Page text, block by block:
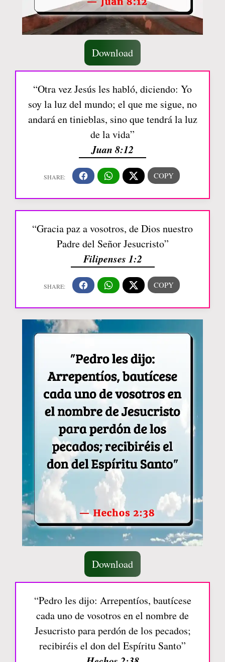
Download
“Otra vez Jesús les habló, diciendo: Yo
soy la luz del mundo; el que me sigue, no
andará en tinieblas, sino que tendrá la luz
de la vida”
Juan 8:12
“Gracia paz a vosotros, de Dios nuestro
Padre del Señor Jesucristo”
Filipenses 1:2
Download
“Pedro les dijo: Arrepentíos, bautícese
cada uno de vosotros en el nombre de
Jesucristo para perdón de los pecados;
recibiréis el don del Espíritu Santo”